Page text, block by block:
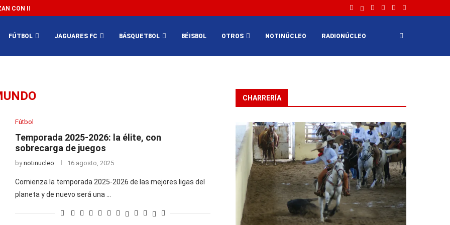
CON IMPEDIR EL MÉXICO VS SUDÁFRICA...
FÚTBOL JAGUARES FC BÁSQUETBOL BÉISBOL OTROS NOTINÚCLEO RADIONÚCLEO
Fútbol
Temporada 2025-2026: la élite, con
sobrecarga de juegos
bynotinucleo 16 agosto, 2025
Comienza la temporada 2025-2026 de las mejores ligas del
planeta y de nuevo será una …
CHARRERÍA